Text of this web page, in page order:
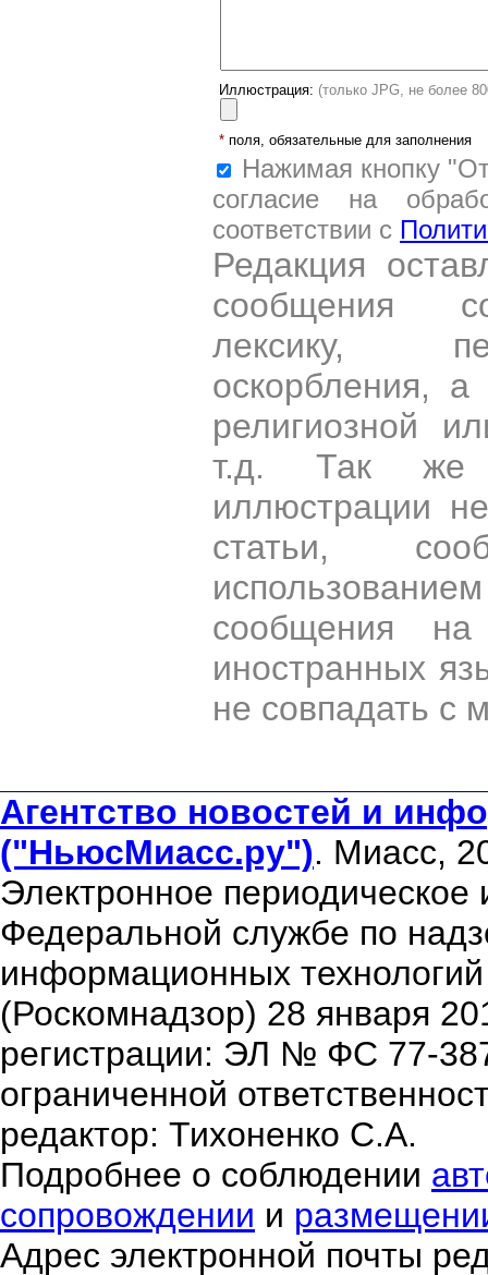
Иллюстрация: (только JPG, не более
* поля, обязательные для заполнения
Нажимая кнопку
согласие на
соответствии с
Редакция
сообщения
лексику,
оскорбления,
религиозной
т.д. Так же
иллюстрации
статьи,
сообщения
иностранных
не совпадать с
Агентство новостей и
("НьюсМиасс.ру"). Миасс,
Электронное периодическое
Федеральной службе по
информационных
(Роскомнадзор) 28 января
регистрации: ЭЛ № ФС 77-
ограниченной
редактор: Тихоненко С.А.
Подробнее о соблюдении
сопровождении и
Адрес электронной почты